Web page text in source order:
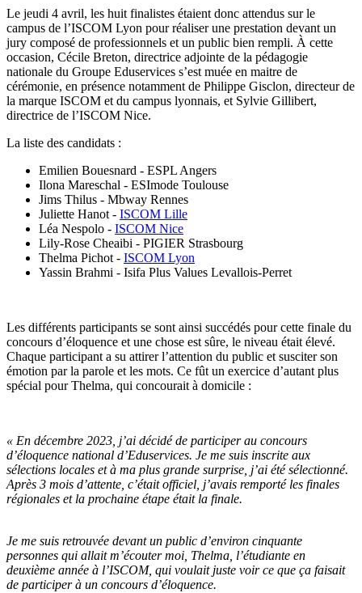
Le jeudi 4 avril, les huit finalistes étaient donc attendus sur le
campus de l’ISCOM Lyon pour réaliser une prestation devant un
jury composé de professionnels et un public bien rempli. À cette
occasion, Cécile Breton, directrice adjointe de la pédagogie
nationale du Groupe Eduservices s’est muée en maitre de
cérémonie, en présence notamment de Philippe Gisclon, directeur de
la marque ISCOM et du campus lyonnais, et Sylvie Gillibert,
directrice de l’ISCOM Nice.
La liste des candidats :
Emilien Bouesnard - ESPL Angers
Ilona Mareschal - ESImode Toulouse
Jims Thilus - Mbway Rennes
Juliette Hanot - ISCOM Lille
Léa Nespolo - ISCOM Nice
Lily-Rose Cheaibi - PIGIER Strasbourg
Thelma Pichot - ISCOM Lyon
Yassin Brahmi - Isifa Plus Values Levallois-Perret
Les différents participants se sont ainsi succédés pour cette finale du
concours d’éloquence et une chose est sûre, le niveau était élevé.
Chaque participant a su attirer l’attention du public et susciter son
émotion par la parole et les mots. Ce fût un exercice d’autant plus
spécial pour Thelma, qui concourait à domicile :
« En décembre 2023, j’ai décidé de participer au concours
d’éloquence national d’Eduservices. Je me suis inscrite aux
sélections locales et à ma plus grande surprise, j’ai été sélectionné.
Après 3 mois d’attente, c’était officiel, j’avais remporté les finales
régionales et la prochaine étape était la finale.
Je me suis retrouvée devant un public d’environ cinquante
personnes qui allait m’écouter moi, Thelma, l’étudiante en
deuxième année à l’ISCOM, qui voulait juste voir ce que ça faisait
de participer à un concours d’éloquence.